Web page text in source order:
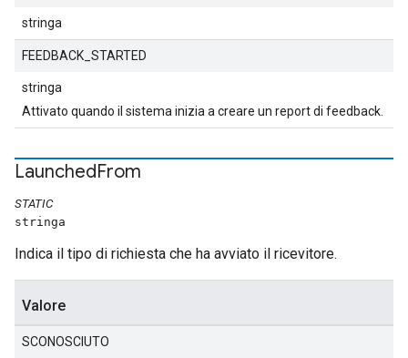
stringa
FEEDBACK_STARTED
stringa
Attivato quando il sistema inizia a creare un report di feedback.
LaunchedFrom
STATIC
stringa
Indica il tipo di richiesta che ha avviato il ricevitore.
Valore
SCONOSCIUTO